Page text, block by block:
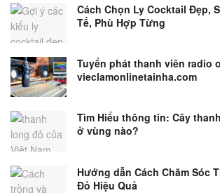
Cách Chọn Ly Cocktail Đẹp,
Tế, Phù Hợp Từng
Tuyển phát thanh viên radio
vieclamonlinetainha.com
Tìm Hiểu thông tin: Cây
ở vùng nào?
Hướng dẫn Cách Chăm Sóc
Đỏ Hiệu Quả